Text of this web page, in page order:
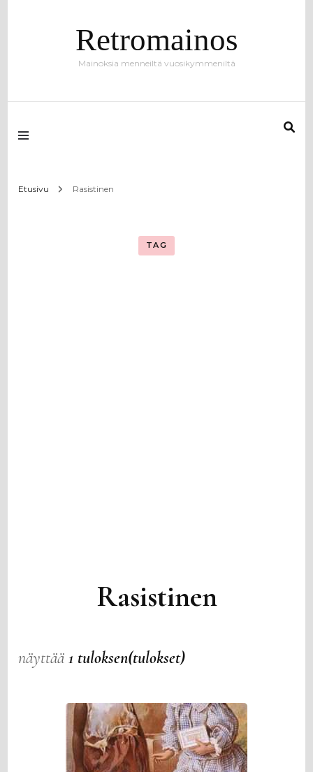
Retromainos
Mainoksia menneiltä vuosikymmeniltä
Etusivu Rasistinen
TAG
Rasistinen
näyttää1 tuloksen(tulokset)